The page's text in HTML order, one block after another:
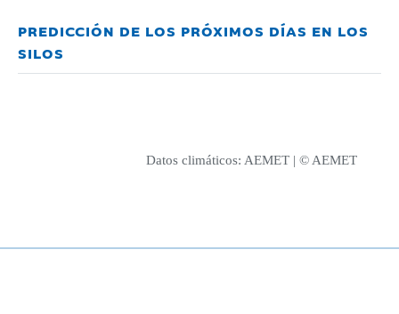
PREDICCIÓN DE LOS PRÓXIMOS DÍAS EN LOS
SILOS
Datos climáticos: AEMET | © AEMET